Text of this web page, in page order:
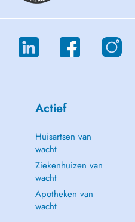
Actief
Huisartsen van
wacht
Ziekenhuizen van
wacht
Apotheken van
wacht